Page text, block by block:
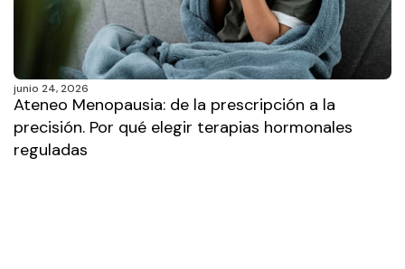
junio 24, 2026
Ateneo Menopausia: de la prescripción a la
precisión. Por qué elegir terapias hormonales
reguladas